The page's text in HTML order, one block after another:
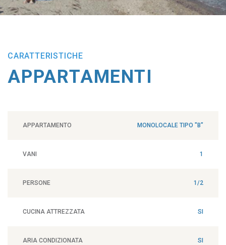
CARATTERISTICHE
APPARTAMENTI
APPARTAMENTO MONOLOCALE TIPO "B"
VANI 1
PERSONE 1/2
CUCINA ATTREZZATA SI
ARIA CONDIZIONATA SI